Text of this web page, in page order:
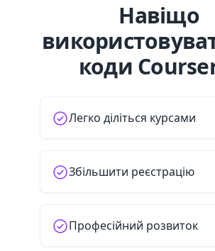
Навіщо
коди
Легко діліться курсами
Збільшити реєстрацію
Професійний розвиток